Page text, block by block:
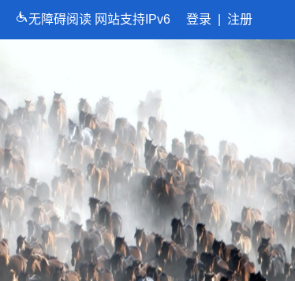
无障碍阅读 网站支持IPv6 登录 注册